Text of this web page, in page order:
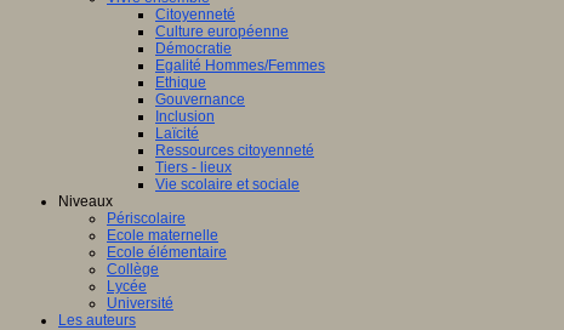
Citoyenneté
Culture européenne
Démocratie
Egalité Hommes/Femmes
Ethique
Gouvernance
Inclusion
Laïcité
Ressources citoyenneté
Tiers - lieux
Vie scolaire et sociale
Niveaux
Périscolaire
Ecole maternelle
Ecole élémentaire
Collège
Lycée
Université
Les auteurs